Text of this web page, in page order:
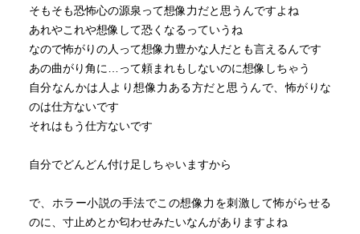
そもそも恐怖心の源泉って想像力だと思うんですよね
あれやこれや想像して恐くなるっていうね
なので怖がりの人って想像力豊かな人だとも言えるんです
あの曲がり角に…って頼まれもしないのに想像しちゃう
自分なんかは人より想像力ある方だと思うんで、怖がりな
のは仕方ないです
それはもう仕方ないです
自分でどんどん付け足しちゃいますから
で、ホラー小説の手法でこの想像力を刺激して怖がらせる
のに、寸止めとか匂わせみたいなんがありますよね